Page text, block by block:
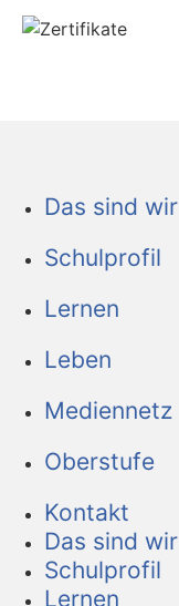
Das sind wir
Schulprofil
Lernen
Leben
Mediennetz
Oberstufe
Kontakt
Das sind wir
Schulprofil
Lernen